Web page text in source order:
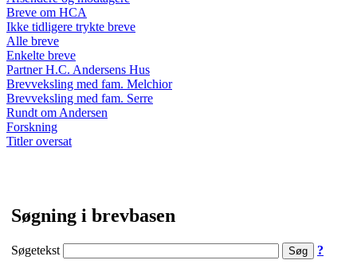
Breve om HCA
Ikke tidligere trykte breve
Alle breve
Enkelte breve
Partner H.C. Andersens Hus
Brevveksling med fam. Melchior
Brevveksling med fam. Serre
Rundt om Andersen
Forskning
Titler oversat
Søgning i brevbasen
Søgetekst ?